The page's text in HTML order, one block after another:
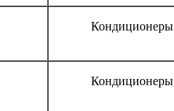
Кондиционеры
Кондиционеры